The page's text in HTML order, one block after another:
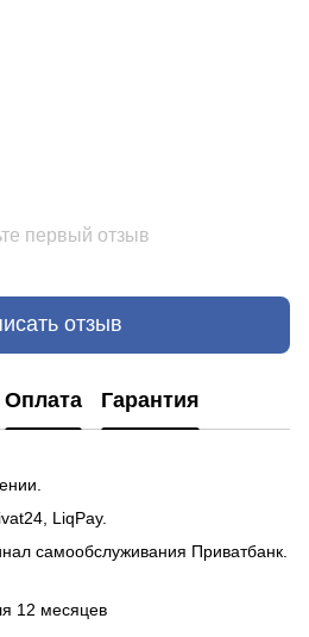
первый отзыв
отзыв
Оплата Гарантия
LiqPay.
самообслуживания Приватбанк.
12 месяцев